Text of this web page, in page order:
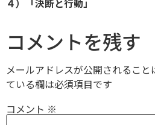
４）「決断と行動」
コメントを残す
メールアドレスが公開されること
ている欄は必須項目です
コメント ※